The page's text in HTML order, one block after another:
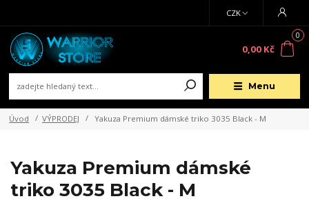
Menu
CZK
0
0,00 Kč
Úvod VÝPRODEJ Yakuza Premium dámské triko 3035 Black - M
Yakuza Premium dámské
triko 3035 Black - M